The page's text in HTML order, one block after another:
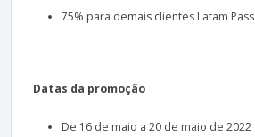
75% para demais clientes Latam Pass
Datas da promoção
De 16 de maio a 20 de maio de 2022